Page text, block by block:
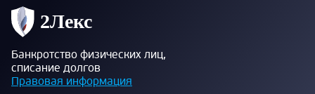
Банкротство физических лиц,
списание долгов
Правовая информация